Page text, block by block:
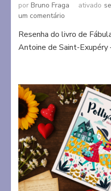
porBruno Fraga ativado
um comentário
Pequeno
Príncipe
Resenha do livro de
Antoine de Saint-Exupéry